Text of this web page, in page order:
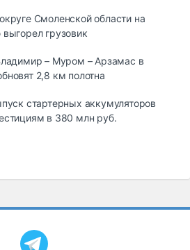
Смоленской области на
грузовик
– Муром – Арзамас в
2,8 км полотна
стартерных аккумуляторов
в 380 млн руб.